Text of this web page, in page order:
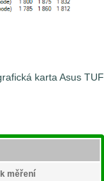
karta Asus TUF
měření